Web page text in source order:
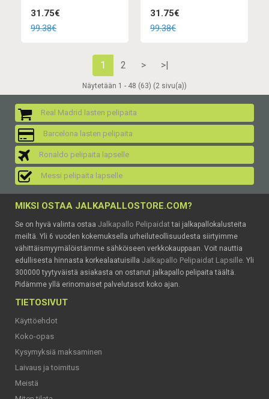
31.75€
99.38€
31.75€
99.38€
1 2 > >|
Näytetään 1 - 48 (63) (2 sivu(a))
Real Madrid lasten pelipaita
Barcelona lasten pelipaita
Ronaldo pelipaita lapselle
Messi pelipaita lapselle
MIKSI OSTAA JALKAPALLOSTORE.COM?
Se on hyvä valinta ostaa Jalkapallo Pelipaidattai jalkapallokalusteita
meiltä. Yli 6 vuoden kokemuksella urheiluteollisuudesta siirtyimme
vähittäismyymälöistämme sähköiseen verkkokauppaan. Voit nauttia
edullisesta hinnasta korkealaatuisilla Jalkapallo Pelipaidat Lapsille . Yli
300000 tyytyväistä asiakasta on ostanut jalkapallo pelipaita täältä.
Pidämme yllä erinomaiset palvelutasot koko ajan.
TIETOSIVUT
Käyttöehdot
Koko-opas
Kysymyksiä maksaminen
Laivaus ja toimitus
Meistä